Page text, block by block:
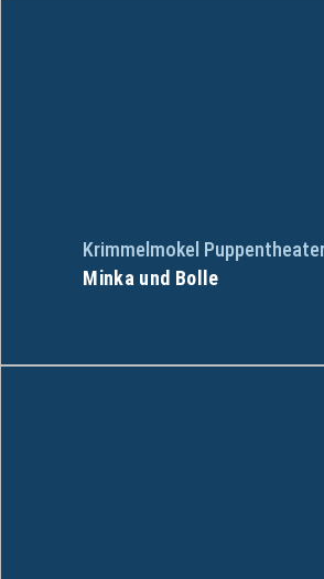
Krimmelmokel
Minka und Bolle